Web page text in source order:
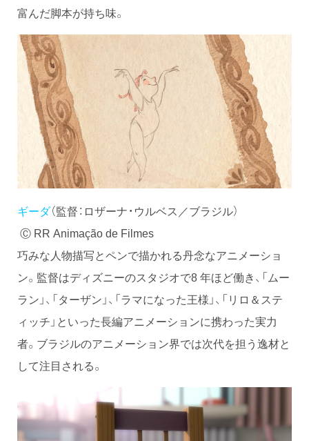
富んだ脚本が持ち味。
ギーダ（監督：ロザーナ・ウルベス／ブラジル）
Ⓒ RR Animação de Filmes
巧みな人物描写とペンで描かれる丹念なアニメーショ
ン。監督はディズニーのスタジオで8 年ほど働き、「ムー
ラン」、「ターザン」、「ラマになった王様」、「リロ＆ステ
ィッチ」といった長編アニメーションに携わった実力
者。ブラジルのアニメーション界では次代を担う逸材と
して注目される。